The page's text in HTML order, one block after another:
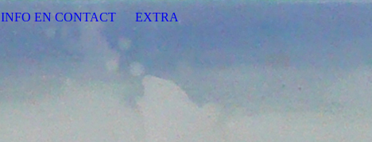
INFO EN CONTACT EXTRA